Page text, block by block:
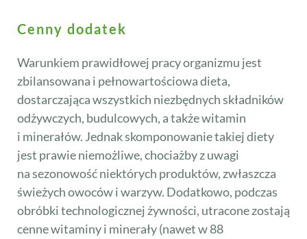
Cenny dodatek
Warunkiem prawidłowej pracy organizmu jest
zbilansowana i pełnowartościowa dieta,
dostarczająca wszystkich niezbędnych składników
odżywczych, budulcowych, a także witamin
i minerałów. Jednak skomponowanie takiej diety
jest prawie niemożliwe, chociażby z uwagi
na sezonowość niektórych produktów, zwłaszcza
świeżych owoców i warzyw. Dodatkowo, podczas
obróbki technologicznej żywności, utracone zostają
cenne witaminy i minerały (nawet w 88